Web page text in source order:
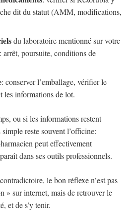
dit du statut (AMM, modifications,
du laboratoire mentionné sur votre
poursuite, conditions de
: conserver l’emballage, vérifier le
les informations de lot.
ou si les informations restent
reste souvent l’officine:
peut effectivement
dans ses outils professionnels.
le bon réflexe n’est pas
» sur internet, mais de retrouver le
et de s’y tenir.